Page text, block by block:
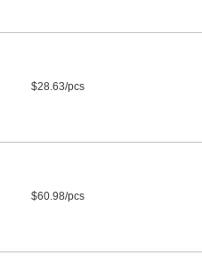
$28.63/pcs
$60.98/pcs